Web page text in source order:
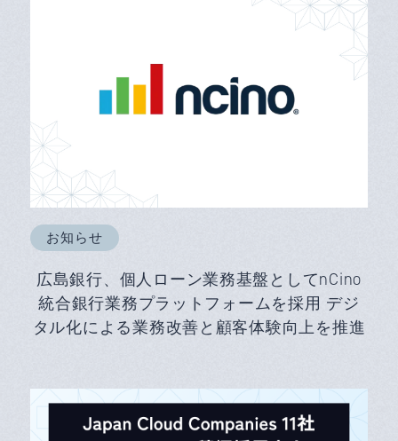
お知らせ
広島銀行、個人ローン業務基盤としてnCino
統合銀行業務プラットフォームを採用 デジ
タル化による業務改善と顧客体験向上を推進